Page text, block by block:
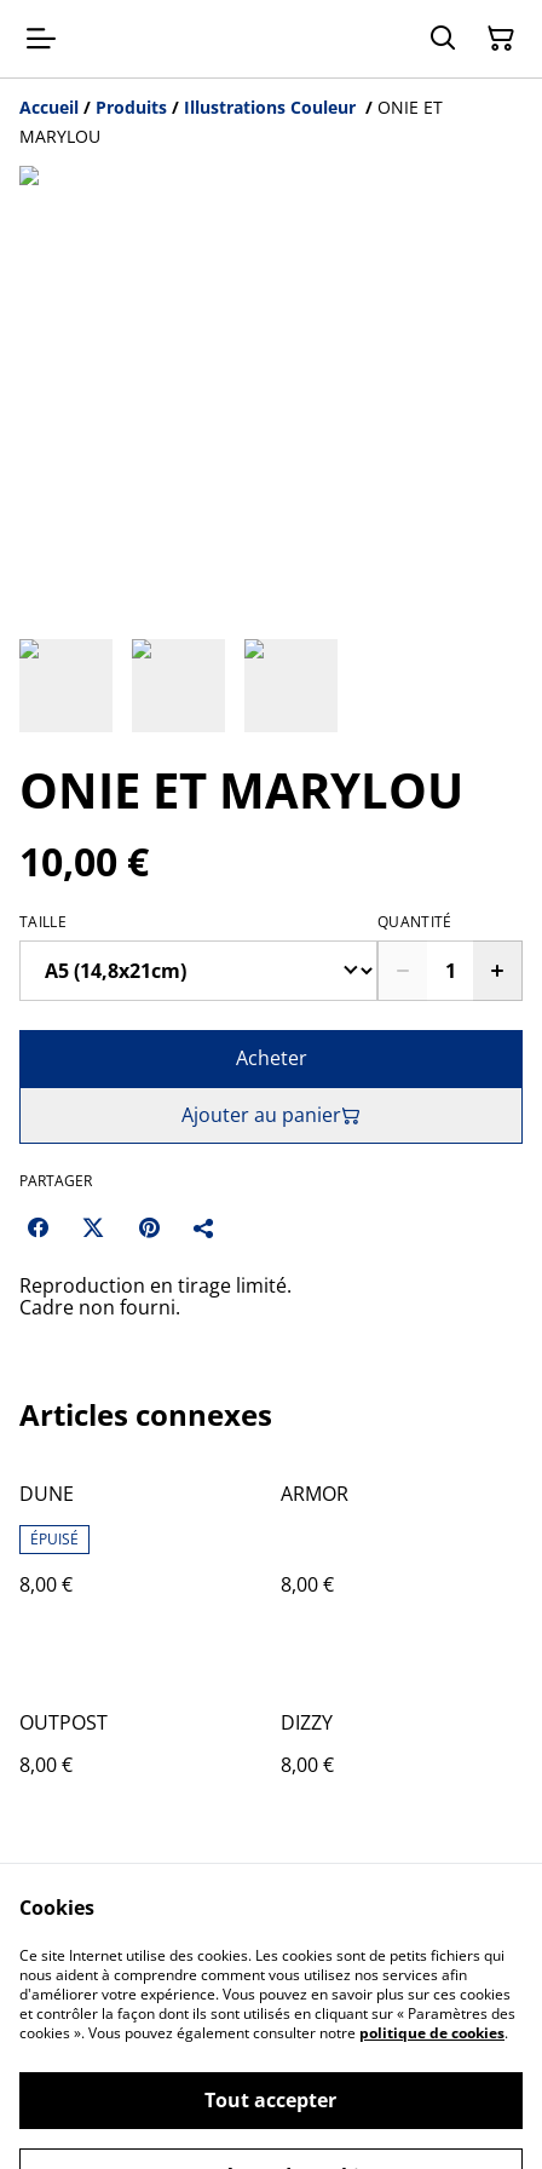
Accueil / Produits / Illustrations Couleur / ONIE ET
MARYLOU
ONIE ET MARYLOU
10,00 €
TAILLE QUANTITÉ
Acheter
Ajouter au panier
PARTAGER
Reproduction en tirage limité.
Cadre non fourni.
Articles connexes
DUNE
ÉPUISÉ
8,00 €
ARMOR
8,00 €
OUTPOST
8,00 €
DIZZY
8,00 €
©2026L'Oiseau Lÿre
Cookies
Ce site Internet utilise des cookies. Les cookies sont de petits fichiers qui
nous aident à comprendre comment vous utilisez nos services afin
d'améliorer votre expérience. Vous pouvez en savoir plus sur ces cookies
et contrôler la façon dont ils sont utilisés en cliquant sur « Paramètres des
cookies ». Vous pouvez également consulter notre politique de cookies.
Tout accepter